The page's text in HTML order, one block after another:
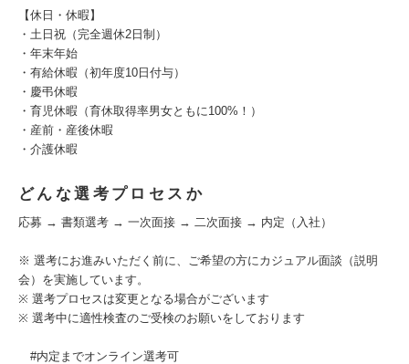
【休日・休暇】
・土日祝（完全週休2日制）
・年末年始
・有給休暇（初年度10日付与）
・慶弔休暇
・育児休暇（育休取得率男女ともに100%！）
・産前・産後休暇
・介護休暇
どんな選考プロセスか
応募 → 書類選考 → 一次面接 → 二次面接 → 内定（入社）
※ 選考にお進みいただく前に、ご希望の方にカジュアル面談（説明
会）を実施しています。
※ 選考プロセスは変更となる場合がございます
※ 選考中に適性検査のご受検のお願いをしております
#内定までオンライン選考可